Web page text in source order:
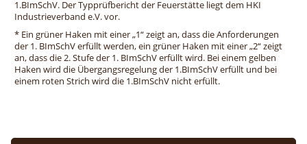
1.BImSchV. Der Typprüfbericht der Feuerstätte liegt dem HKI
Industrieverband e.V. vor.
* Ein grüner Haken mit einer „1“ zeigt an, dass die Anforderungen
der 1. BImSchV erfüllt werden, ein grüner Haken mit einer „2“ zeigt
an, dass die 2. Stufe der 1. BImSchV erfüllt wird. Bei einem gelben
Haken wird die Übergangsregelung der 1.BImSchV erfüllt und bei
einem roten Strich wird die 1.BImSchV nicht erfüllt.